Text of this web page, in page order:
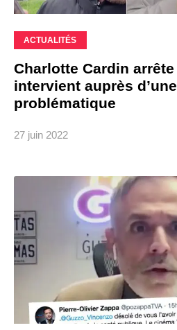
ACTUALITÉS
Charlotte Cardin
intervient auprès
problématique
27 juin 2022